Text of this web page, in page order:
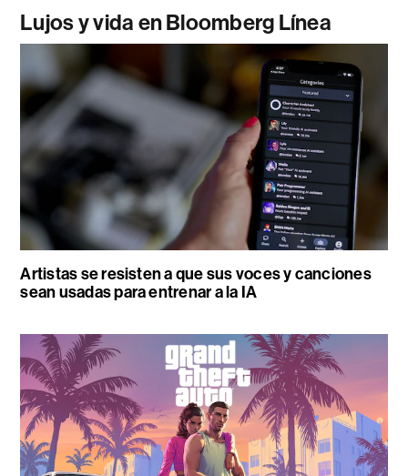
Lujos y vida en Bloomberg Línea
Artistas se resisten a que sus voces y canciones
sean usadas para entrenar a la IA